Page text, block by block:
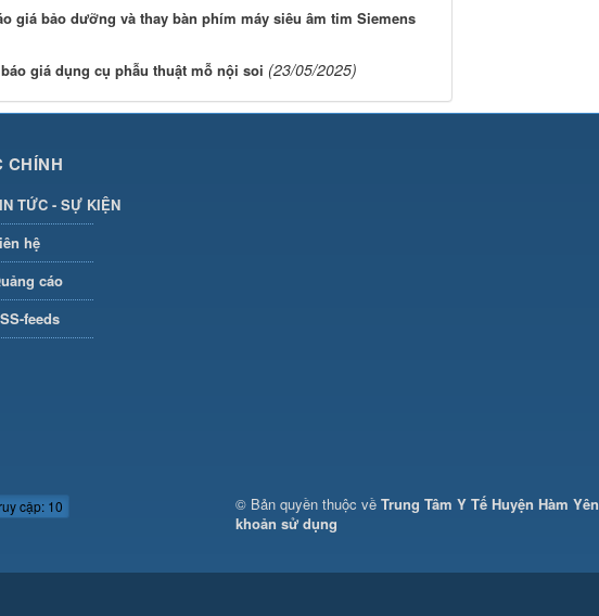
giá bảo dưỡng và thay bàn phím máy siêu âm tim Siemens
giá dụng cụ phẫu thuật mỗ nội soi (23/05/2025)
CHÍNH
TỨC - SỰ KIỆN
hệ
cáo
feeds
cập: 10 © Bản quyền thuộc về Trung Tâm Y Tế Huyện Hàm Yên
khoản sử dụng